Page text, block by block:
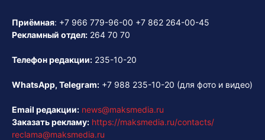
Приёмная: +7 966 779-96-00 +7 862 264-00-45
Рекламный отдел: 264 70 70
Телефон редакции: 235-10-20
WhatsApp, Telegram: +7 988 235-10-20 (для фото и видео)
Email редакции: news@maksmedia.ru
Заказать рекламу: https://maksmedia.ru/contacts/
reclama@maksmedia.ru